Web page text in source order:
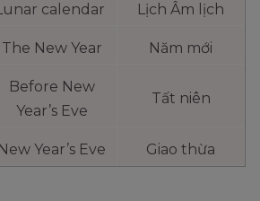
calendar Lịch Âm lịch
The New Year Năm mới
Before New
Year’s Eve
Tất niên
New Year’s Eve Giao thừa